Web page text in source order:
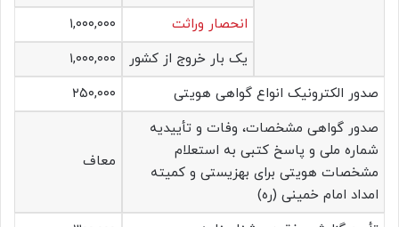
انحصار وراثت
۱,۰۰۰,۰۰۰
یک بار خروج از کشور
۱,۰۰۰,۰۰۰
صدور الکترونیک انواع گواهی هویتی
۲۵۰,۰۰۰
صدور گواهی مشخصات، وفات و تأییدیه
شماره ملی و پاسخ کتبی به استعلام
مشخصات هویتی برای بهزیستی و کمیته
امداد امام خمینی (ره)
معاف